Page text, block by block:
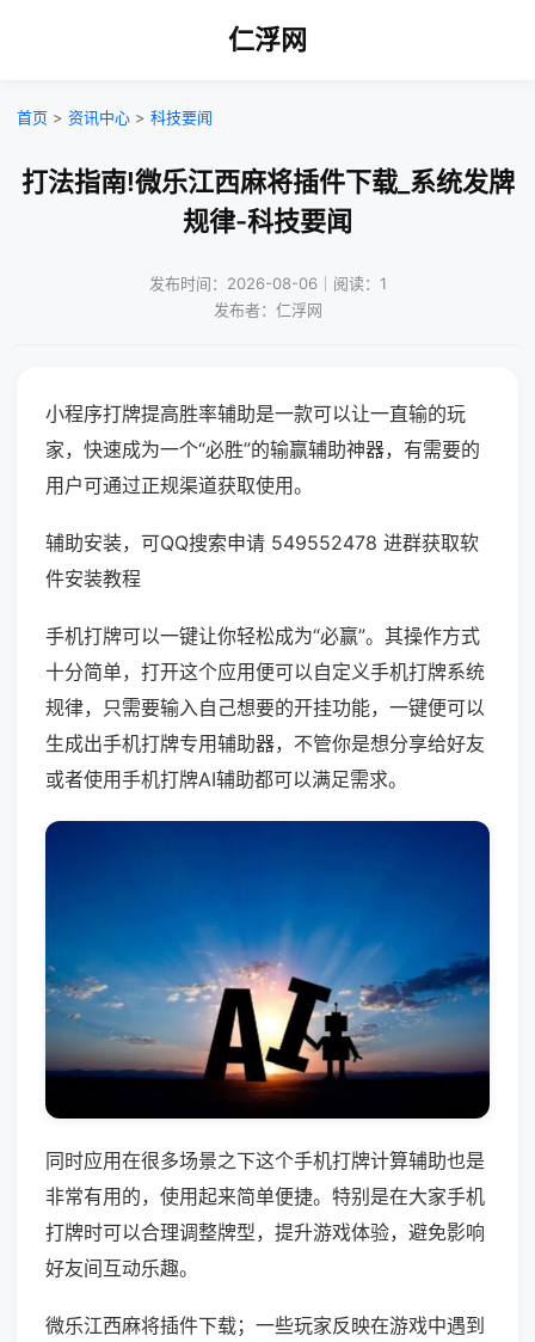
仁浮网
首页 > 资讯中心 > 科技要闻
打法指南!微乐江西麻将插件下载_系统发牌
规律-科技要闻
发布时间：2026-08-06｜阅读：1
发布者：仁浮网
小程序打牌提高胜率辅助是一款可以让一直输的玩
家，快速成为一个“必胜”的输赢辅助神器，有需要的
用户可通过正规渠道获取使用。
辅助安装，可QQ搜索申请 549552478 进群获取软
件安装教程
手机打牌可以一键让你轻松成为“必赢”。其操作方式
十分简单，打开这个应用便可以自定义手机打牌系统
规律，只需要输入自己想要的开挂功能，一键便可以
生成出手机打牌专用辅助器，不管你是想分享给好友
或者使用手机打牌AI辅助都可以满足需求。
同时应用在很多场景之下这个手机打牌计算辅助也是
非常有用的，使用起来简单便捷。特别是在大家手机
打牌时可以合理调整牌型，提升游戏体验，避免影响
好友间互动乐趣。
微乐江西麻将插件下载；一些玩家反映在游戏中遇到